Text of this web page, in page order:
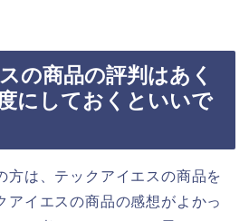
の商品の評判はあく
にしておくといいで
方は、テックアイエスの商品を
アイエスの商品の感想がよかっ